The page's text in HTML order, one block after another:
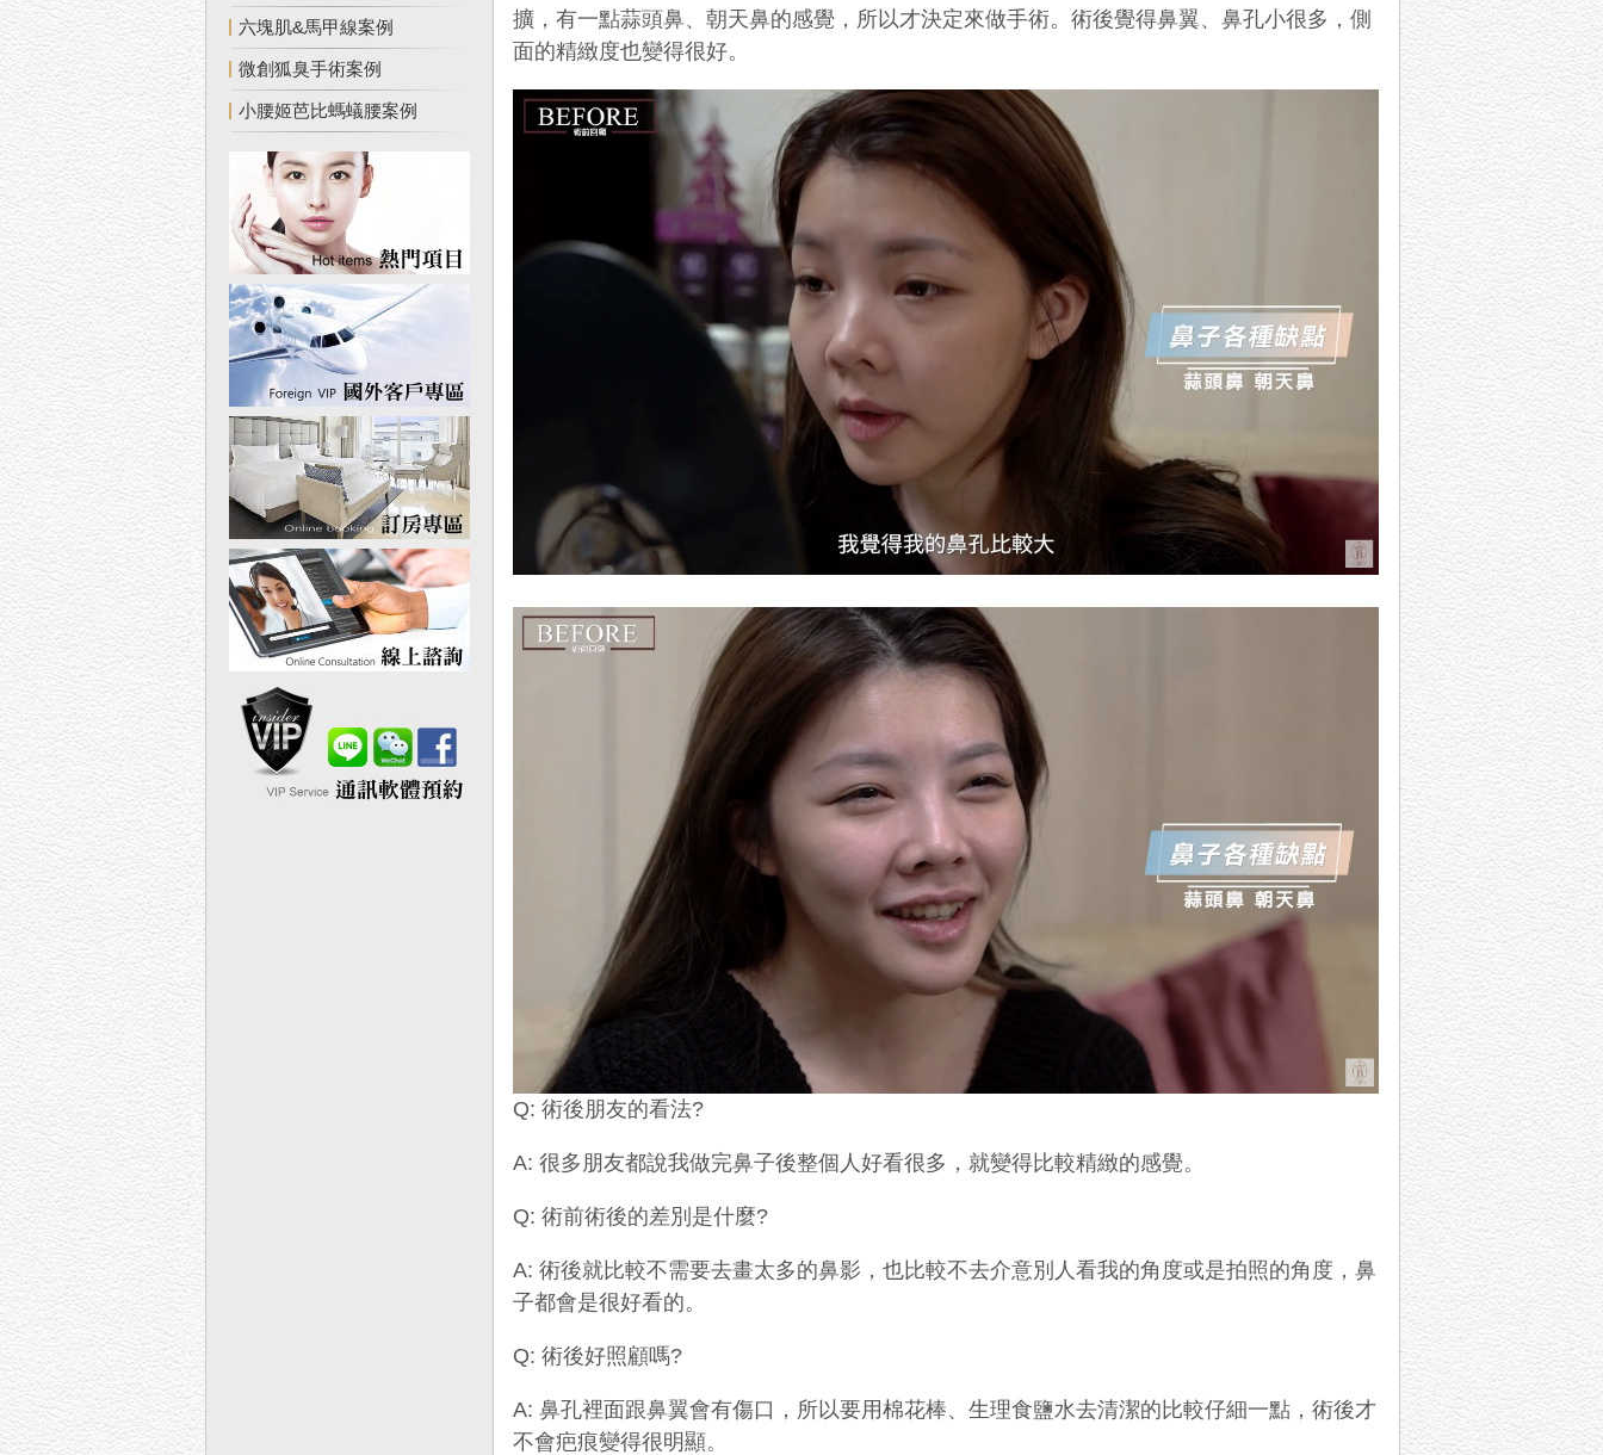
六塊肌&馬甲線案例
微創狐臭手術案例
小腰姬芭比螞蟻腰案例
擴，有一點蒜頭鼻、朝天鼻的感覺，所以才決定來做手術。術後覺得鼻翼、鼻孔小很多，側
面的精緻度也變得很好。
Q:術後朋友的看法?
A:很多朋友都說我做完鼻子後整個人好看很多，就變得比較精緻的感覺。
Q:術前術後的差別是什麼?
A:術後就比較不需要去畫太多的鼻影，也比較不去介意別人看我的角度或是拍照的角度，鼻
子都會是很好看的。
Q:術後好照顧嗎?
A:鼻孔裡面跟鼻翼會有傷口，所以要用棉花棒、生理食鹽水去清潔的比較仔細一點，術後才
不會疤痕變得很明顯。